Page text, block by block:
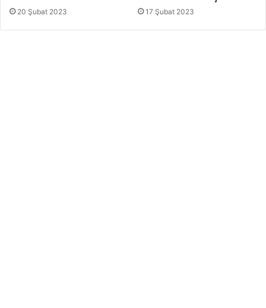
20 Şubat 2023 17 Şubat 2023